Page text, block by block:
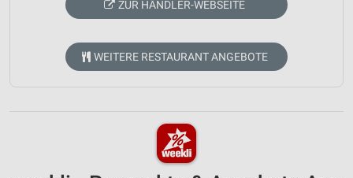
ZUR HÄNDLER-WEBSEITE
WEITERE RESTAURANT ANGEBOTE